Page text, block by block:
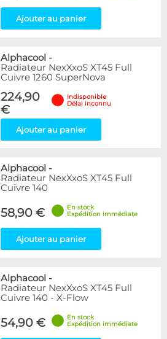
Ajouter au panier
Alphacool -
Radiateur NexXxoS XT45 Full
Cuivre 1260 SuperNova
224,90
€
Indisponible
Délai inconnu
Ajouter au panier
Alphacool -
Radiateur NexXxoS XT45 Full
Cuivre 140
58,90 €
En stock
Expédition immédiate
Ajouter au panier
Alphacool -
Radiateur NexXxoS XT45 Full
Cuivre 140 - X-Flow
54,90 €
En stock
Expédition immédiate